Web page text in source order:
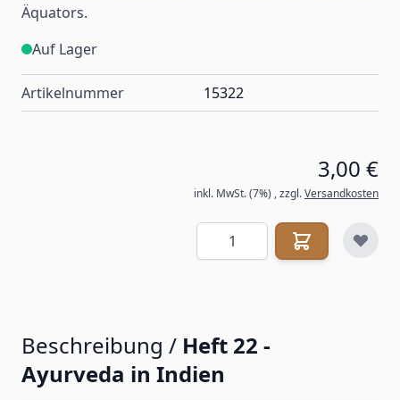
Äquators.
Auf Lager
Artikelnummer 15322
3,00 €
inkl. MwSt. (7%) ,zzgl.Versandkosten
Menge
Beschreibung / Heft 22 -
Ayurveda in Indien